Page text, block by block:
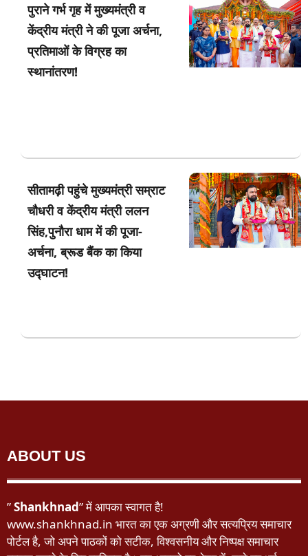
पुराने गर्भ गृह में मुख्यमंत्री व
केंद्रीय मंत्री ने की पूजा अर्चना,
प्रतिमाओं के विग्रह का
स्थानांतरण!
सीतामढ़ी पहुंचे मुख्यमंत्री सम्राट
चौधरी व केंद्रीय मंत्री ललन
सिंह,पुनौरा धाम में की पूजा-
अर्चना, ब्रूड बैंक का किया
उद्घाटन!
ABOUT US
”Shankhnad” में आपका स्वागत है!
www.shankhnad.in भारत का एक अग्रणी और सत्यप्रिय समाचार
पोर्टल है, जो अपने पाठकों को सटीक, विश्वसनीय और निष्पक्ष समाचार